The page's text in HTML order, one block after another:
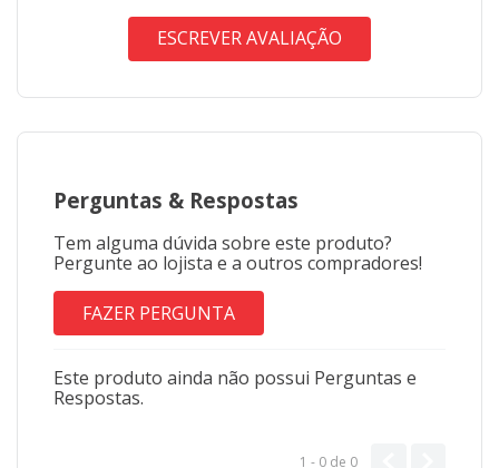
ESCREVER AVALIAÇÃO
Perguntas & Respostas
Tem alguma dúvida sobre este produto?
Pergunte ao lojista e a outros compradores!
FAZER PERGUNTA
Este produto ainda não possui Perguntas e
Respostas.
1 - 0 de 0